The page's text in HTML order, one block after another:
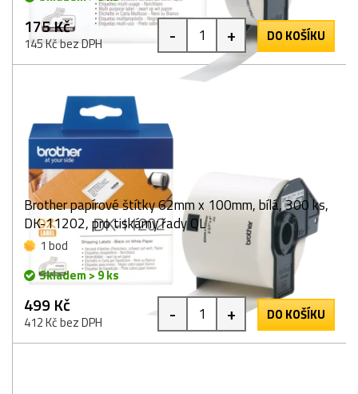
175 Kč
145 Kč bez DPH - + DO KOŠÍKU
Brother papírové štítky 62mm x 100mm, bílá, 300 ks,
DK-11202, pro tiskárny řady QL
1 bod
Skladem > 9 ks
499 Kč
412 Kč bez DPH - + DO KOŠÍKU